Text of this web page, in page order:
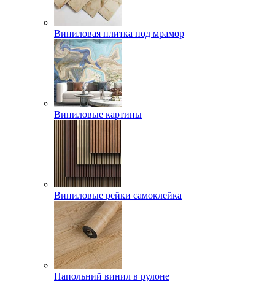
Виниловая плитка под мрамор
Виниловые картины
Виниловые рейки самоклейка
Напольний винил в рулоне